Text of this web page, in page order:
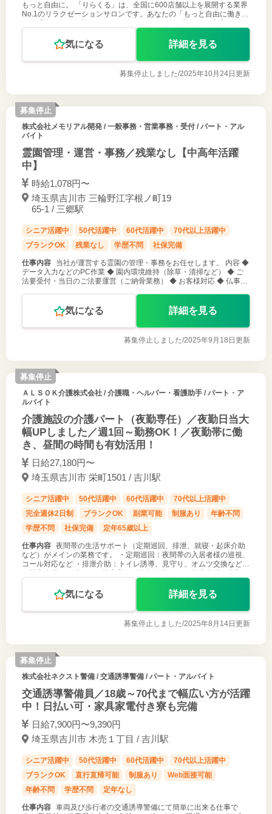
もっと自由に。 「りらくる」は、全国に600店舗以上を展開する業界
No.1のリラクゼーションサロンです。あなたの「もっと自由に働きた
い」「今からでも新しいことを始めたい」という想いを、充実したサ
ポート体制で
気になる 詳細を見る
募集停止しました/2025年10月24日更新
募集停止
株式会社メモリアル開発/ 一般事務・営業事務・受付 / パート・アル
バイト
霊園管理・運営・事務／残業なし【中高年活躍
中】
時給1,078円〜
埼玉県吉川市 三輪野江字根ノ町19
65-1 / 三郷駅
シニア活躍中 50代活躍中 60代活躍中
70代以上活躍中
ブランクOK
残業なし 学歴不問 社保完備
仕事内容
当社が運営する霊園の管理・事務をお任せします。 内容 ◆
データ入力などのPC作業 ◆ 園内環境維持（除草・清掃など） ◆ ご
法要受付・当日のご法要運営（ご納骨業務） ◆ お客様対応 ◆ 仏事品
気になる 詳細を見る
募集停止しました/2025年9月18日更新
募集停止
ＡＬＳＯＫ介護株式会社/ 介護職・ヘルパー・看護助手 / パート・ア
ルバイト
介護施設の介護パート（夜勤専任）／夜勤日当大
幅UPしました／週1回～勤務OK！／夜勤帯に働
き、昼間の時間も有効活用！
日給27,180円〜
埼玉県吉川市 栄町1501 / 吉川駅
シニア活躍中 50代活躍中 60代活躍中
70代以上活躍中
完全週休2日制
ブランクOK 副業可能 制服あり
年齢不問
学歴不問
社保完備 定年65歳以上
仕事内容 夜間帯の生活サポート（定期巡回、排泄、就寝・起床介助
など）がメインの業務です。 ・定期巡回：夜間帯の入居者様の巡視、
コール対応など ・排泄介助：トイレ誘導、見守り、オムツ交換など
気になる 詳細を見る
募集停止しました/2025年8月14日更新
募集停止
株式会社ネクスト警備/ 交通誘導警備 / パート・アルバイト
交通誘導警備員／18歳～70代まで幅広い方が活躍
中！日払い可・家具家電付き寮も完備
日給7,900円〜9,390円
埼玉県吉川市 木売１丁目 / 吉川駅
シニア活躍中 50代活躍中 60代活躍中
70代以上活躍中
ブランクOK
直行直帰可能 制服あり
Web面接可能
年齢不問
学歴不問 定年なし
仕事内容 車両及び歩行者の交通誘導警備にて簡単に出来る仕事で